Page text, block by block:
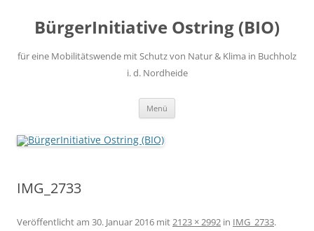
springen
BürgerInitiative Ostring (BIO)
für eine Mobilitätswende mit Schutz von Natur & Klima in Buchholz
i. d. Nordheide
Menü
IMG_2733
Veröffentlicht am 30. Januar 2016 mit2123 × 2992 in IMG_2733.